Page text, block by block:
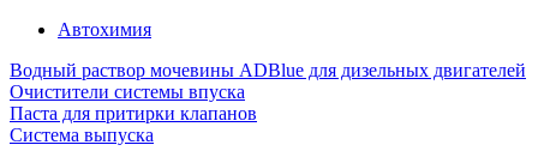
Автохимия
Водный раствор мочевины ADBlue для дизельных двигателей
Очистители системы впуска
Паста для притирки клапанов
Система выпуска